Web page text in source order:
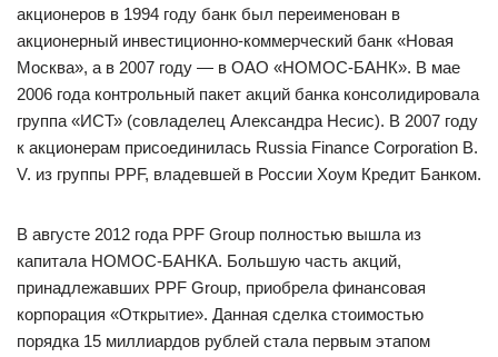
акционеров в 1994 году банк был переименован в
акционерный инвестиционно-коммерческий банк «Новая
Москва», а в 2007 году — в ОАО «НОМОС-БАНК». В мае
2006 года контрольный пакет акций банка консолидировала
группа «ИСТ» (совладелец Александра Несис). В 2007 году
к акционерам присоединилась Russia Finance Corporation B.
V. из группы PPF, владевшей в России Хоум Кредит Банком.
В августе 2012 года PPF Group полностью вышла из
капитала НОМОС-БАНКА. Большую часть акций,
принадлежавших PPF Group, приобрела финансовая
корпорация «Открытие». Данная сделка стоимостью
порядка 15 миллиардов рублей стала первым этапом